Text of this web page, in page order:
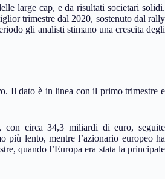
large cap, e da risultati societari solidi.
trimestre dal 2020, sostenuto dal rally
gli analisti stimano una crescita degli
Il dato è in linea con il primo trimestre e
con circa 34,3 miliardi di euro, seguite
più lento, mentre l’azionario europeo ha
quando l’Europa era stata la principale